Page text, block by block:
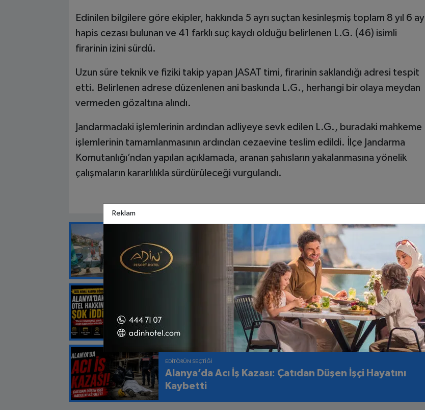
Edinilen bilgilere göre ekipler, hakkında 5 ayrı suçtan kesinleşmiş toplam 8 yıl 6 ay
hapis cezası bulunan ve 41 farklı suç kaydı olduğu belirlenen L.G. (46) isimli
firarinin izini sürdü.
Uzun süre teknik ve fiziki takip yapan JASAT timi, firarinin saklandığı adresi tespit
etti. Belirlenen adrese düzenlenen ani baskında L.G., herhangi bir olaya meydan
vermeden gözaltına alındı.
Jandarmadaki işlemlerinin ardından adliyeye sevk edilen L.G., buradaki mahkeme
işlemlerinin tamamlanmasının ardından cezaevine teslim edildi. İlçe Jandarma
Komutanlığı’ndan yapılan açıklamada, aranan şahısların yakalanmasına yönelik
çalışmaların kararlılıkla sürdürüleceği vurgulandı.
Başkan Özçelik: “Balık Yemeye Korkuyorum”
Sultan Sipahi Resort Hotel İçin Mağduriyet İddiası:
Aynı Oda Birden Fazla Kişiye Mi Satıldı?
EDITÖRÜN SEÇTIĞI
Alanya’da Acı İş Kazası: Çatıdan Düşen İşçi Hayatını
Kaybetti
Reklam